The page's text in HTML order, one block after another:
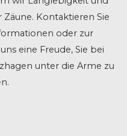
Kontaktieren Sie
oder zur
eine Freude, Sie bei
unter die Arme zu